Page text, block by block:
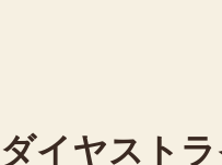
ダイヤスト